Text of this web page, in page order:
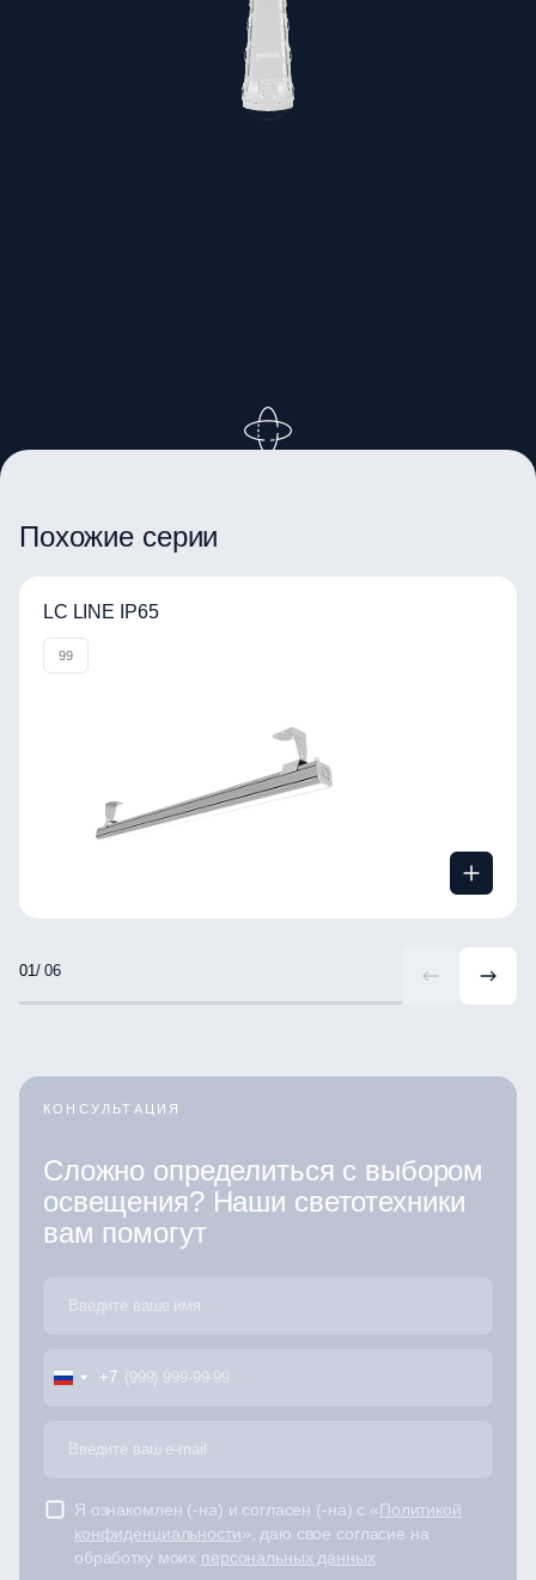
Похожие серии
LC LINE IP65
99
/ 06
КОНСУЛЬТАЦИЯ
Сложно определиться с выбором
освещения? Наши светотехники
вам помогут
+7
Я ознакомлен (-на) и согласен (-на) с «Политикой
конфиденциальности», даю свое согласие на
обработку моих персональных данных